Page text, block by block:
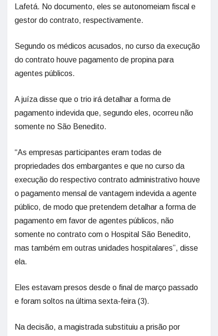
Lafetá. No documento, eles se autonomeiam fiscal e
gestor do contrato, respectivamente.
Segundo os médicos acusados, no curso da execução
do contrato houve pagamento de propina para
agentes públicos.
A juíza disse que o trio irá detalhar a forma de
pagamento indevida que, segundo eles, ocorreu não
somente no São Benedito.
“As empresas participantes eram todas de
propriedades dos embargantes e que no curso da
execução do respectivo contrato administrativo houve
o pagamento mensal de vantagem indevida a agente
público, de modo que pretendem detalhar a forma de
pagamento em favor de agentes públicos, não
somente no contrato com o Hospital São Benedito,
mas também em outras unidades hospitalares”, disse
ela.
Eles estavam presos desde o final de março passado
e foram soltos na última sexta-feira (3).
Na decisão, a magistrada substituiu a prisão por